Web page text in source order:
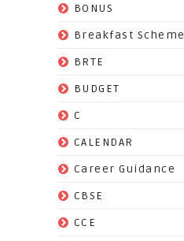
BONUS
Breakfast Scheme
BRTE
BUDGET
C
CALENDAR
Career Guidance
CBSE
CCE